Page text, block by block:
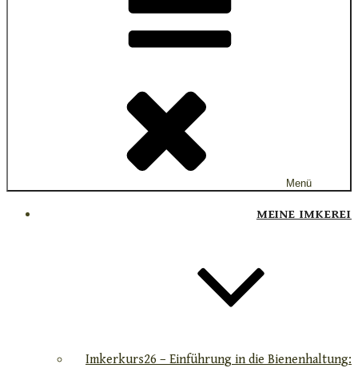
Menü
MEINE IMKEREI
Imkerkurs26 – Einführung in die Bienenhaltung: